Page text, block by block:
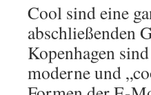
Cool sind eine
abschließenden
Kopenhagen
moderne und